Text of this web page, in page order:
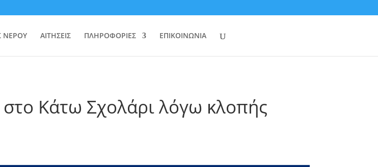
ΝΕΡΟΥ ΑΙΤΗΣΕΙΣ ΠΛΗΡΟΦΟΡΙΕΣ ΕΠΙΚΟΙΝΩΝΙΑ
Κάτω Σχολάρι λόγω κλοπής